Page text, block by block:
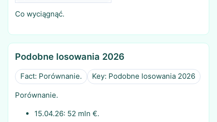
Co wyciągnąć.
Podobne losowania 2026
Fact: Porównanie. Key: Podobne losowania 2026
Porównanie.
15.04.26: 52 mln €.